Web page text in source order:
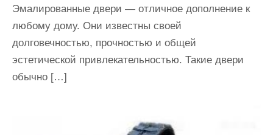
Эмалированные двери — отличное дополнение к
любому дому. Они известны своей
долговечностью, прочностью и общей
эстетической привлекательностью. Такие двери
обычно […]